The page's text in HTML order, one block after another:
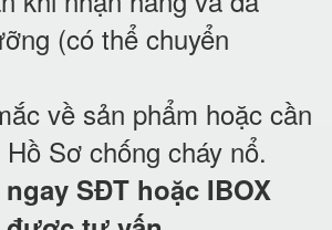
(có thể chuyển
về sản phẩm hoặc cần
Sơ chống cháy nổ.
SĐT hoặc IBOX